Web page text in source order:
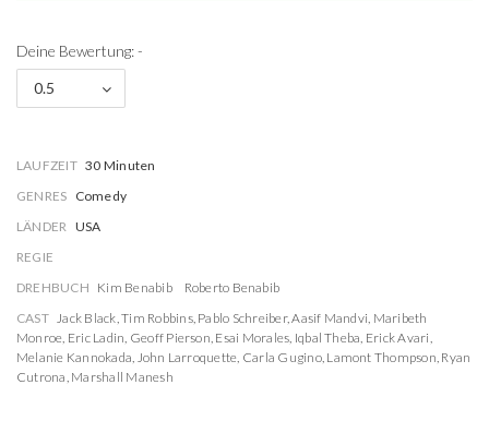
Deine Bewertung: -
0.5
LAUFZEIT 30 Minuten
GENRES Comedy
LÄNDER USA
REGIE
DREHBUCH Kim Benabib
Roberto Benabib
CAST Jack Black,Tim Robbins, Pablo Schreiber,Aasif Mandvi, Maribeth
Monroe, Eric Ladin, Geoff Pierson, Esai Morales, Iqbal Theba, Erick Avari,
Melanie Kannokada, John Larroquette, Carla Gugino, Lamont Thompson, Ryan
Cutrona, Marshall Manesh